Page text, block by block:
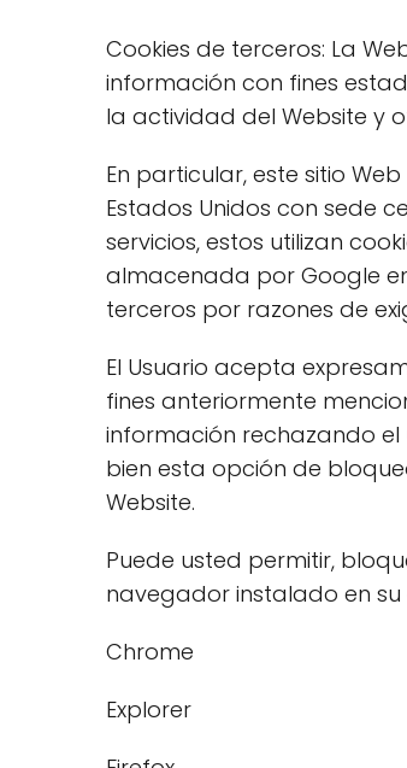
Cookies de terceros: La
información con fines
la actividad del Website y
En particular, este sitio
Estados Unidos con sede
servicios, estos utilizan
almacenada por Google
terceros por razones de
El Usuario acepta
fines anteriormente
información rechazando
bien esta opción de
Website.
Puede usted permitir,
navegador instalado en
Chrome
Explorer